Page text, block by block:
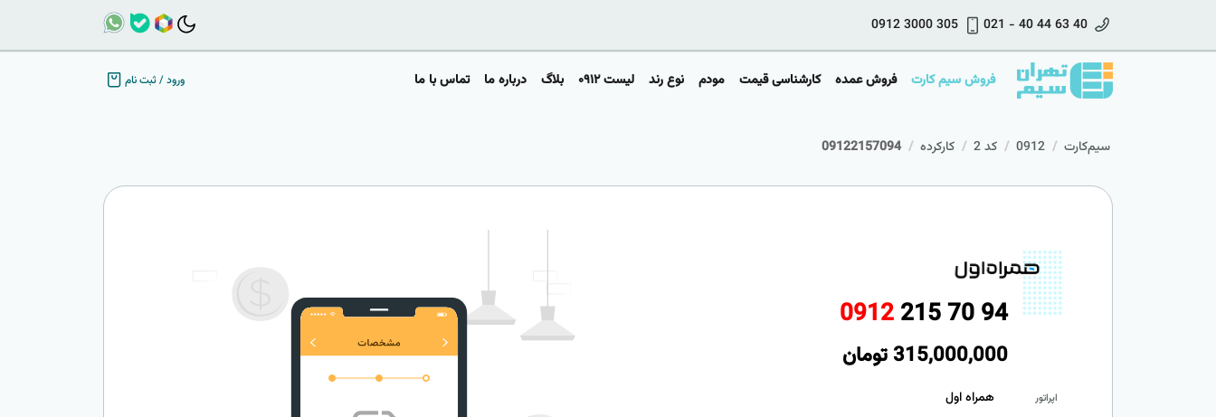
021 - 40 44 63 40
0912 3000 305
فروش سیم کارت فروش عمده کارشناسی قیمت مودم نوع رند لیست ۰۹۱۲ بلاگ درباره ما تماس با ما ورود/ثبت نام
سیم‌کارت 0912 کد 2 کارکرده 09122157094
09122157094
315,000,000 تومان
اپراتور همراه اول